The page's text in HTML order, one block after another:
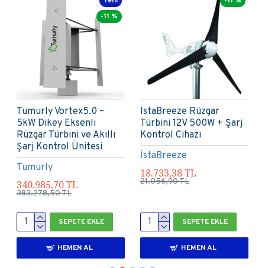
İstaBreeze
IstaBreeze Rüzgar
Türbini 12/24/48V 700W
+ Şarj Kontrol Cihazı
33.843,15 TL
38.040,75 TL
SEPETE EKLE
HEMEN AL
İstaBreeze
IstaBreeze Rüzgar
Türbini 24/48V 1000W +
Şarj Kontrol Cihazı +
Dumpload
56.473,62 TL
SEPETE EKLE
HEMEN AL